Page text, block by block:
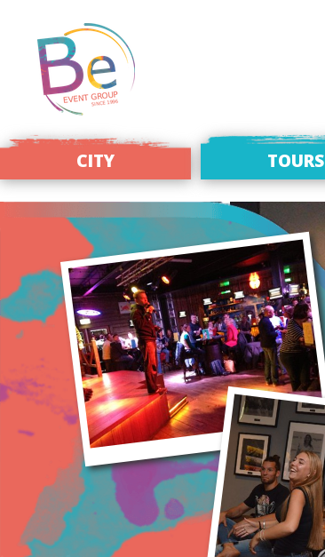
CITY TOURS